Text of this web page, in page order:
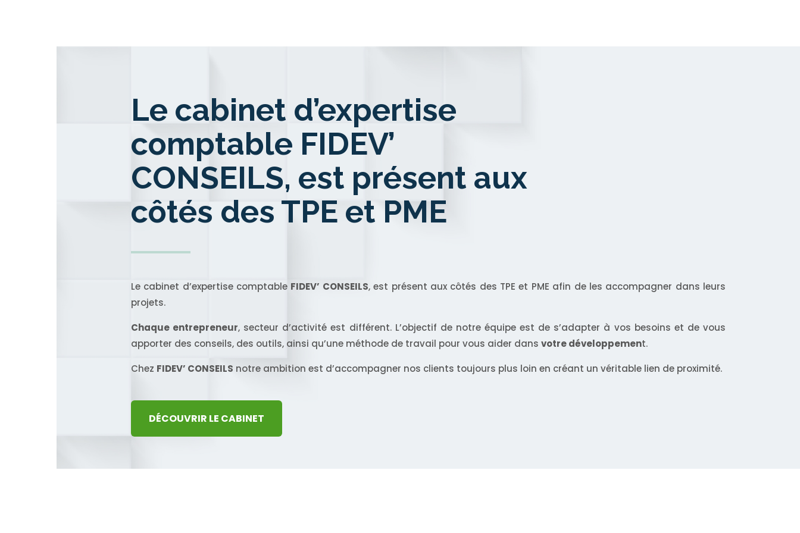
Le cabinet d’expertise
comptable FIDEV’
CONSEILS, est présent aux
côtés des TPE et PME
Le cabinet d’expertise comptable FIDEV’ CONSEILS, est présent aux côtés des TPE et PME afin de les accompagner dans leurs
projets.
Chaque entrepreneur, secteur d’activité est différent. L’objectif de notre équipe est de s’adapter à vos besoins et de vous
apporter des conseils, des outils, ainsi qu’une méthode de travail pour vous aider dans votre développement.
Chez FIDEV’ CONSEILS notre ambition est d’accompagner nos clients toujours plus loin en créant un véritable lien de proximité.
DÉCOUVRIR LE CABINET